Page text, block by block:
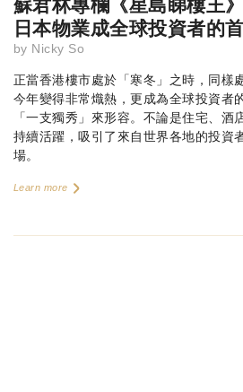
日本物業成全球投資者的
by Nicky So
正當香港樓市處於「寒冬」之時，同樣
今年變得非常熾熱，更成為全球投資者
「一支獨秀」來形容。不論是住宅、酒
持續活躍，吸引了來自世界各地的投資
場。
Learn more